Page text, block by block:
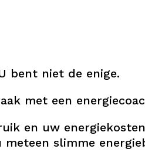
bent niet de enige.
met een
en uw
slimme